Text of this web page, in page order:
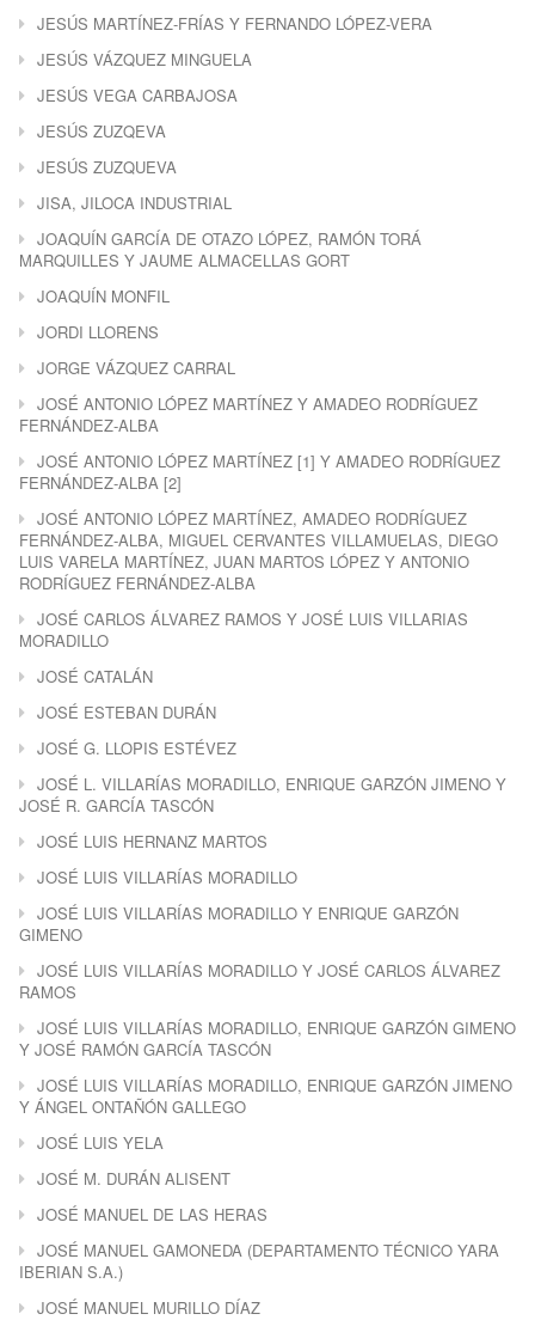
JESÚS MARTÍNEZ-FRÍAS Y FERNANDO LÓPEZ-VERA
JESÚS VÁZQUEZ MINGUELA
JESÚS VEGA CARBAJOSA
JESÚS ZUZQEVA
JESÚS ZUZQUEVA
JISA, JILOCA INDUSTRIAL
JOAQUÍN GARCÍA DE OTAZO LÓPEZ, RAMÓN TORÁ
MARQUILLES Y JAUME ALMACELLAS GORT
JOAQUÍN MONFIL
JORDI LLORENS
JORGE VÁZQUEZ CARRAL
JOSÉ ANTONIO LÓPEZ MARTÍNEZ Y AMADEO RODRÍGUEZ
FERNÁNDEZ-ALBA
JOSÉ ANTONIO LÓPEZ MARTÍNEZ [1] Y AMADEO RODRÍGUEZ
FERNÁNDEZ-ALBA [2]
JOSÉ ANTONIO LÓPEZ MARTÍNEZ, AMADEO RODRÍGUEZ
FERNÁNDEZ-ALBA, MIGUEL CERVANTES VILLAMUELAS, DIEGO
LUIS VARELA MARTÍNEZ, JUAN MARTOS LÓPEZ Y ANTONIO
RODRÍGUEZ FERNÁNDEZ-ALBA
JOSÉ CARLOS ÁLVAREZ RAMOS Y JOSÉ LUIS VILLARIAS
MORADILLO
JOSÉ CATALÁN
JOSÉ ESTEBAN DURÁN
JOSÉ G. LLOPIS ESTÉVEZ
JOSÉ L. VILLARÍAS MORADILLO, ENRIQUE GARZÓN JIMENO Y
JOSÉ R. GARCÍA TASCÓN
JOSÉ LUIS HERNANZ MARTOS
JOSÉ LUIS VILLARÍAS MORADILLO
JOSÉ LUIS VILLARÍAS MORADILLO Y ENRIQUE GARZÓN
GIMENO
JOSÉ LUIS VILLARÍAS MORADILLO Y JOSÉ CARLOS ÁLVAREZ
RAMOS
JOSÉ LUIS VILLARÍAS MORADILLO, ENRIQUE GARZÓN GIMENO
Y JOSÉ RAMÓN GARCÍA TASCÓN
JOSÉ LUIS VILLARÍAS MORADILLO, ENRIQUE GARZÓN JIMENO
Y ÁNGEL ONTAÑÓN GALLEGO
JOSÉ LUIS YELA
JOSÉ M. DURÁN ALISENT
JOSÉ MANUEL DE LAS HERAS
JOSÉ MANUEL GAMONEDA (DEPARTAMENTO TÉCNICO YARA
IBERIAN S.A.)
JOSÉ MANUEL MURILLO DÍAZ